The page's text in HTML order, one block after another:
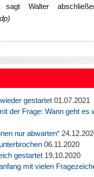
Walter
gestartet 01.07.2021
der Frage: Wann geht es
nur abwarten“
06.11.2020
gestartet 19.10.2020
mit vielen